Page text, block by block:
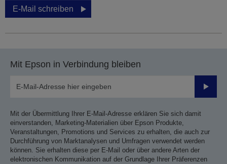
E-Mail schreiben
Mit Epson in Verbindung bleiben
Mit der Übermittlung Ihrer E-Mail-Adresse erklären Sie sich damit
einverstanden, Marketing-Materialien über Epson Produkte,
Veranstaltungen, Promotions und Services zu erhalten, die auch zur
Durchführung von Marktanalysen und Umfragen verwendet werden
können. Sie erhalten diese per E-Mail oder über andere Arten der
elektronischen Kommunikation auf der Grundlage Ihrer Präferenzen